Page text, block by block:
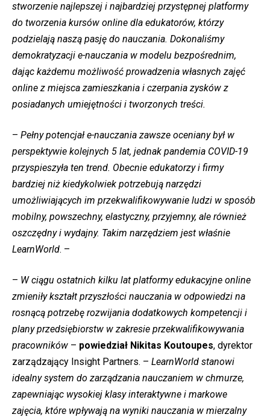
stworzenie najlepszej i najbardziej przystępnej platformy
do tworzenia kursów online dla edukatorów, którzy
podzielają naszą pasję do nauczania. Dokonaliśmy
demokratyzacji e-nauczania w modelu bezpośrednim,
dając każdemu możliwość prowadzenia własnych zajęć
online z miejsca zamieszkania i czerpania zysków z
posiadanych umiejętności i tworzonych treści.
– Pełny potencjał e-nauczania zawsze oceniany był w
perspektywie kolejnych 5 lat, jednak pandemia COVID-19
przyspieszyła ten trend. Obecnie edukatorzy i firmy
bardziej niż kiedykolwiek potrzebują narzędzi
umożliwiających im przekwalifikowywanie ludzi w sposób
mobilny, powszechny, elastyczny, przyjemny, ale również
oszczędny i wydajny. Takim narzędziem jest właśnie
LearnWorld. –
– W ciągu ostatnich kilku lat platformy edukacyjne online
zmieniły kształt przyszłości nauczania w odpowiedzi na
rosnącą potrzebę rozwijania dodatkowych kompetencji i
plany przedsiębiorstw w zakresie przekwalifikowywania
pracowników – powiedział Nikitas Koutoupes, dyrektor
zarządzający Insight Partners. – LearnWorld stanowi
idealny system do zarządzania nauczaniem w chmurze,
zapewniając wysokiej klasy interaktywne i markowe
zajęcia, które wpływają na wyniki nauczania w mierzalny